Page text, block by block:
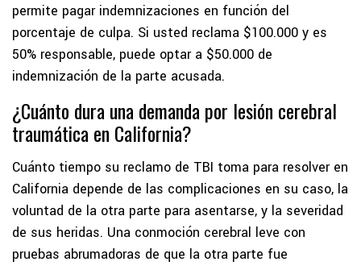
permite pagar indemnizaciones en función del
porcentaje de culpa. Si usted reclama $100.000 y es
50% responsable, puede optar a $50.000 de
indemnización de la parte acusada.
¿Cuánto dura una demanda por lesión cerebral
traumática en California?
Cuánto tiempo su reclamo de TBI toma para resolver en
California depende de las complicaciones en su caso, la
voluntad de la otra parte para asentarse, y la severidad
de sus heridas. Una conmoción cerebral leve con
pruebas abrumadoras de que la otra parte fue